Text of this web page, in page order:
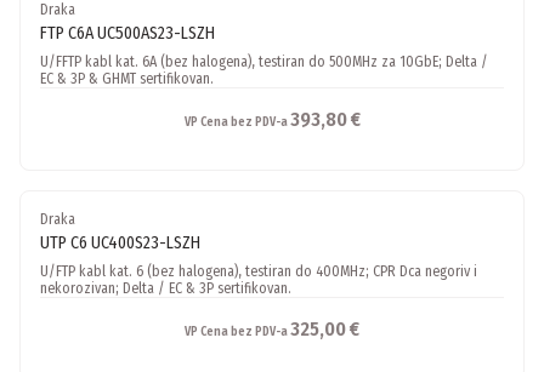
O nama
Zaposlenje
Lokacije
Kontakti
Draka
FTP C6A UC500AS23-LSZH
U/FFTP kabl kat. 6A (bez halogena), testiran do 500MHz za 10GbE; Delta /
EC & 3P & GHMT sertifikovan.
VP Cena bez PDV-a 393,80 €
Draka
UTP C6 UC400S23-LSZH
U/FTP kabl kat. 6 (bez halogena), testiran do 400MHz; CPR Dca negoriv i
nekorozivan; Delta / EC & 3P sertifikovan.
VP Cena bez PDV-a325,00 €